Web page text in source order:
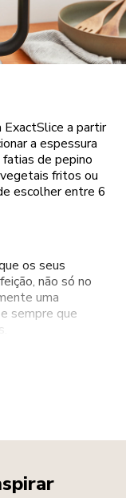
ExactSlice a partir
a espessura
de pepino
fritos ou
escolher entre 6
os seus
não só no
uma
sempre que